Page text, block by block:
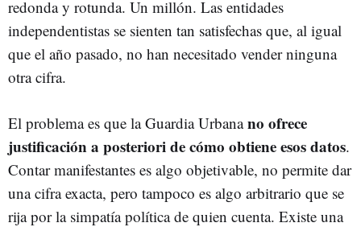
redonda y rotunda. Un millón. Las entidades
independentistas se sienten tan satisfechas que, al igual
que el año pasado, no han necesitado vender ninguna
otra cifra.
El problema es que la Guardia Urbanano ofrece
justificación a posteriori de cómo obtiene esos datos.
Contar manifestantes es algo objetivable, no permite dar
una cifra exacta, pero tampoco es algo arbitrario que se
rija por la simpatía política de quien cuenta. Existe una